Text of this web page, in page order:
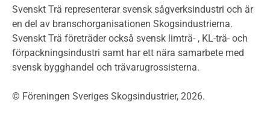
Klimatkalkylator hallar
Projektering av trähus - generellt
Byggsystem
Fasadsystem i skivmaterial
Bullerskärmar och andra utomhuskonstruktioner
Byggnation och utförande
Svenskt Trä representerar svensk sågverksindustri och är
en del av branschorganisationen Skogsindustrierna.
Svenskt Trä företräder också svensk limträ- , KL-trä- och
förpackningsindustri samt har ett nära samarbete med
svensk bygghandel och trävarugrossisterna.
© Föreningen Sveriges Skogsindustrier, 2026.